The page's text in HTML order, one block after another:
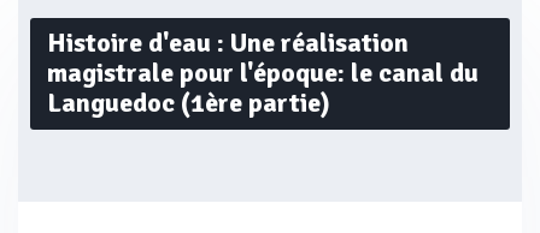
Histoire d'eau : Une réalisation
magistrale pour l'époque: le canal du
Languedoc (1ère partie)